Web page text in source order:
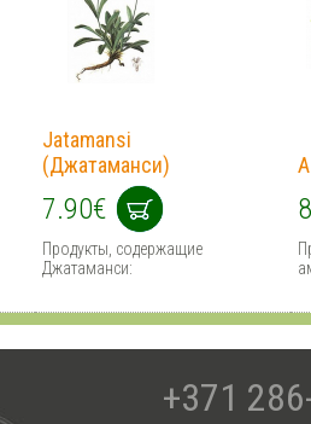
Jatamansi
(Джатаманси)
7.90€
Продукты, содержащие
Джатаманси:
+371